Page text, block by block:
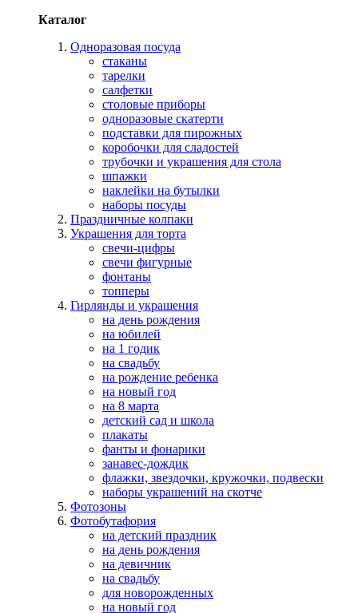
Каталог
Одноразовая посуда
стаканы
тарелки
салфетки
столовые приборы
одноразовые скатерти
подставки для пирожных
коробочки для сладостей
трубочки и украшения для стола
шпажки
наклейки на бутылки
наборы посуды
Праздничные колпаки
Украшения для торта
свечи-цифры
свечи фигурные
фонтаны
топперы
Гирлянды и украшения
на день рождения
на юбилей
на 1 годик
на свадьбу
на рождение ребенка
на новый год
на 8 марта
детский сад и школа
плакаты
фанты и фонарики
занавес-дождик
флажки, звездочки, кружочки, подвески
наборы украшений на скотче
Фотозоны
Фотобутафория
на детский праздник
на день рождения
на девичник
на свадьбу
для новорожденных
на новый год